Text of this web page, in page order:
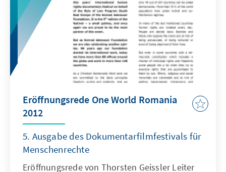
Eröffnungsrede One World Romania
2012
5. Ausgabe des Dokumentarfilmfestivals für
Menschenrechte
Eröffnungsrede von Thorsten Geissler Leiter